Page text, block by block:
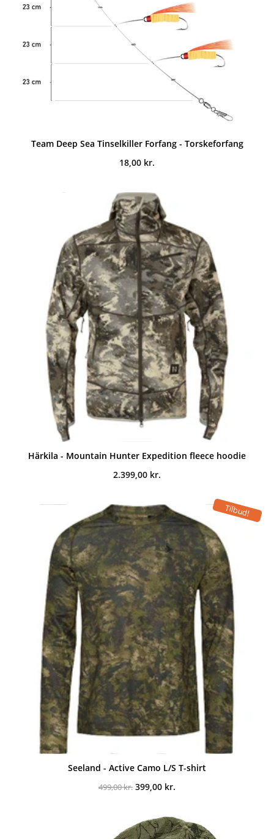
Team Deep Sea Tinselkiller Forfang - Torskeforfang
18,00 kr.
Härkila - Mountain Hunter Expedition fleece hoodie
2.399,00 kr.
Tilbud!
Seeland - Active Camo L/S T-shirt
499,00kr. Den
499,00 kr..
399,00 kr.
er:
399,00 kr..